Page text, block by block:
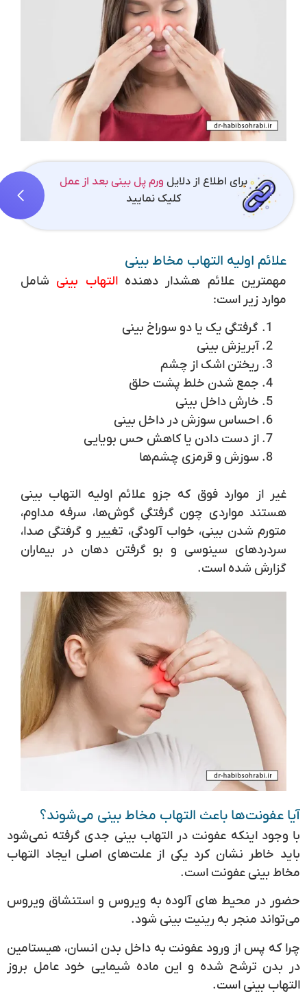
برای اطلاع از دلایل ورم پل بینی بعد از عمل
کلیک نمایید
علائم اولیه التهاب مخاط بینی
مهمترین علائم هشدار دهندهالتهاب بینیشامل
موارد زیر است:
گرفتگی یک یا دو سوراخ بینی
آبریزش بینی
ریختن اشک از چشم
جمع شدن خلط پشت حلق
خارش داخل بینی
احساس سوزش در داخل بینی
از دست دادن یا کاهش حس بویایی
سوزش و قرمزی چشم‌ها
غیر از موارد فوق که جزو علائم اولیه التهاب بینی
هستند مواردی چون گرفتگی گوش‌ها، سرفه مداوم،
متورم شدن بینی، خواب آلودگی، تغییر و گرفتگی صدا،
سردردهای سینوسی و بو گرفتن دهان در بیماران
گزارش شده است.
آیا عفونت‌ها باعث التهاب مخاط بینی می‌شوند؟
با وجود اینکه عفونت در التهاب بینی جدی گرفته نمی‌شود
باید خاطر نشان کرد یکی از علت‌های اصلی ایجاد التهاب
مخاط بینی عفونت است.
حضور در محیط های آلوده به ویروس و استنشاق ویروس
می‌تواند منجر به رینیت بینی شود.
چرا که پس از ورود عفونت به داخل بدن انسان، هیستامین
در بدن ترشح شده و این ماده شیمایی خود عامل بروز
التهاب بینی است.